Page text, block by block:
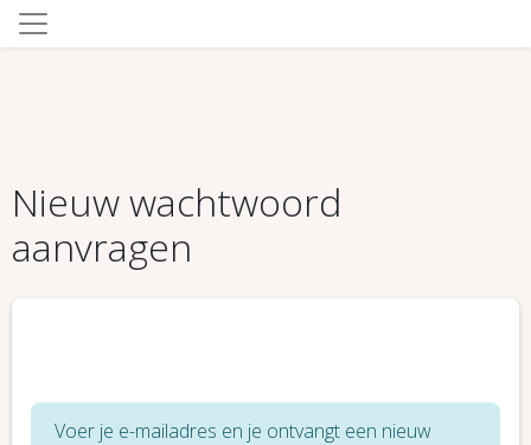
Nieuw wachtwoord
aanvragen
Voer je e-mailadres en je ontvangt een nieuw